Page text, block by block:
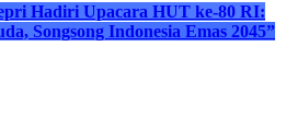
Hadiri Upacara HUT ke-80 RI:
Songsong Indonesia Emas 2045”